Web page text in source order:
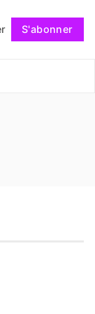
S'abonner
Suivre